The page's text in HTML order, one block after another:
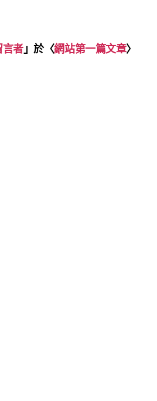
者」於〈網站第一篇文章〉